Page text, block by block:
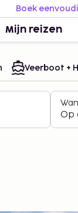
Boek
Mijn reizen
Veerboot +
Op